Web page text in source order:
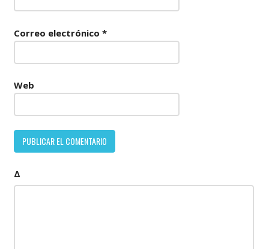
Correo electrónico *
Web
Δ